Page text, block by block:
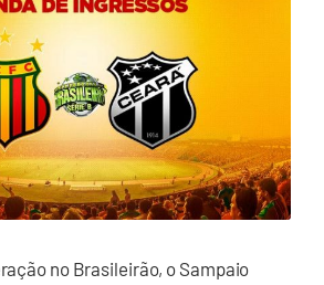
no Brasileirão, o Sampaio